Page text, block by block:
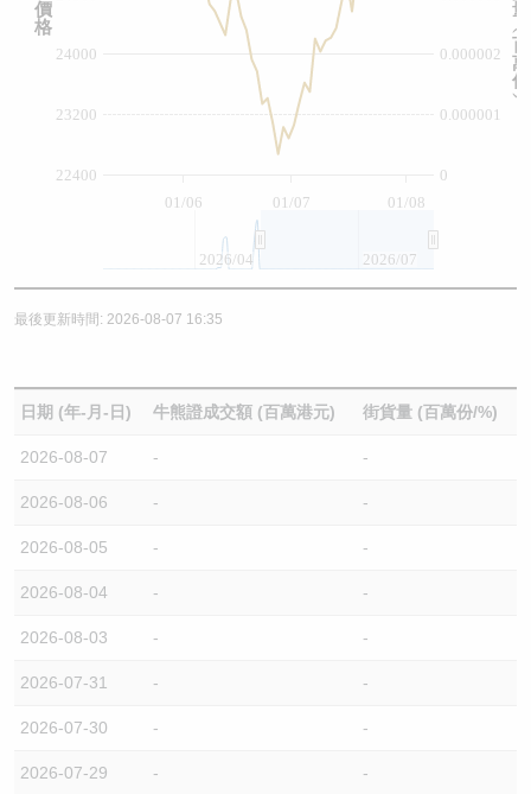
01/07
01/06 01/08
0
0.000001
0.000002
24000
22400
23200
2026/04 2026/07
量
︵
百
萬
份
︶
價
格
最後更新時間: 2026-08-07 16:35
日期 (年-月-日) 牛熊證成交額 (百萬港元) 街貨量 (百萬份/%)
2026-08-07 - -
2026-08-06 - -
2026-08-05 - -
2026-08-04 - -
2026-08-03 - -
2026-07-31 - -
2026-07-30 - -
2026-07-29 - -